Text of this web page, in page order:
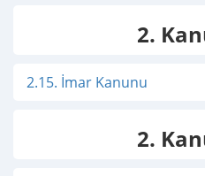
2.
2.15. İmar Kanunu
2.